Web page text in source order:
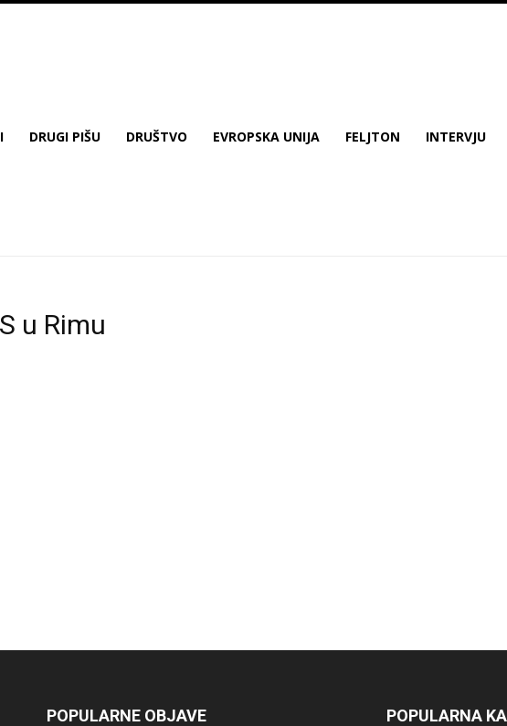
DRUGI PIŠU DRUŠTVO EVROPSKA UNIJA FELJTON INTERVJU
u Rimu
POPULARNE OBJAVE POPULARNA